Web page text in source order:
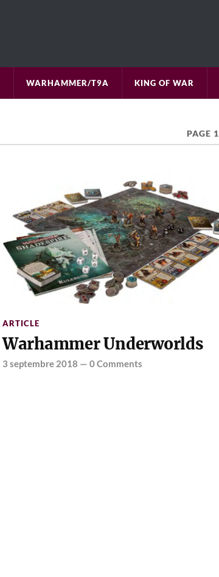
WARHAMMER/T9A KING OF WAR
PAGE 1
ARTICLE
Warhammer Underworlds
3 septembre 2018 — 0 Comments